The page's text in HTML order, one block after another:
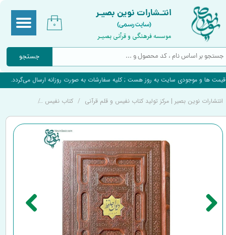
جستجو
۰
انتـشارات نوین بصیـر
موسسه فرهنگی و قرآنی بصیـر
(سایت رسمی)
قیمت ها و موجودی سایت به روز هست ; کلیه سفارشات به صورت روزانه ارسال می‌گردد.
انتشارات نوین بصیر | مرکز تولید کتاب نفیس و قلم قرآنی کتاب نفیس